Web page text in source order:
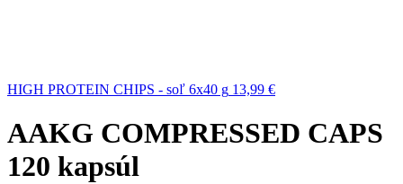
HIGH PROTEIN CHIPS - soľ 6x40 g 13,99 €
AAKG COMPRESSED CAPS
120 kapsúl